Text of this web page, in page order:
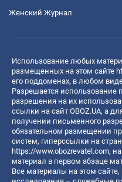
Женский Журнал
Использование любых
размещенных на этом сайте
его поддоменах, в любом
Разрешается использование
разрешения на их
ссылки на сайт OBOZ.UA, а
получении письменного
обязательном размещении
систем, гиперссылки на
https://www.obozrevatel.com,
материал в первом абзаце
Все материалы на этом